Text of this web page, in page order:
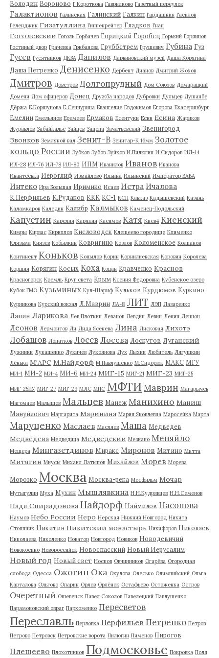
Володин Вороново Г.Короткова Гаврилково Газетный переулок
Галактионов Галинская Галинский Галкин Гардашник Гасилов
Геленджик Гизатуллина Гиппенрейтер Гладков Гнап
Гоголевский Гоголь Горбачев Горицкий Горобец Горький Горяинов
Гостиный двор Грачевка Грибанова Груббстрем Грушевич Губина Гуз
Гусев Гусятников ДКБА Данилов Дарвиновский музей Даша Корягина
Даша Петренко Денисенко Дербент Дианов Дмитрий Жохов
Дмитров Доветров Долгопрудный Дом Союзов Домарацкий
Домени Дом офицеров Донец Дружба народов Дубровки Дульцев Душанбе
Дёржа Е.Коршунова Е.Сенчурина Евангелие Евдокимов Егорова Екатеринбург
Емелин Емельянов Еремеев Ермаков Есентуки Есин Есина Жариков
Журавлев Забайкалье Зайцев Зацепа Зачатьевский Звенигород
Звонков Земляной вал Зенит-В Зенитар-К 16мм Золотое
кольцо России Зубков Зубов Зуйков И.Пилюгин И.Сидоров ИЛ-14
ИЛ-28 ИЛ-76 ИЛ-78 ИЛ-80 ИПМ Иванилов Иванов Иванова
Ивантеевка Иероглиф Измайлово Ильина Ильинский Император ВАВА
Интеко Ира Большая Иримико Исаев Истра Ичалова
К.Перфильев К.Рудаков ККК КС-1 КСП Кавказ Кадышевский Казань
Каламкаров Каледин Калибр Калмыков Каменец-Подольский
Капустин Карелия Карякин Касимов Катя Киев4 Киенский
Кимры Кирвас Кириллов Кисловодск Клещеево городище Клименко
Клязьма Князев Кобылкин Ковригино Козлов Коломенское Колпаков
Континент Коньков Копылов Корин Корнилиевская Коровин Королева
Коршия Корягин Косых Коха Коцан Кравченко Краснов
Красногорск Кремль Круг света Крым Ксения Федоровна Кубенское озеро
Кубок ГМО Кузьминых Кул-Шариф Кульков Курдюмов Куркино
Курникова Курский вокзал Л.Маврин ЛА-8 ЛИТ ЛЭП Лазаренко
Лапин Ларикова Лев Плоткин Леванов Левдин Левин Ленин Леннон
Леонов Лермонтов Ли Лида Ясенева Лина Лисковая Лихотэ
Лобашов Лопатков Лосев Лосева Лоскутов Луганский
Лужники Лукашенко Лукичев Лукоянова Лух Лыхин Любитель Лягушкин
Лёнька М'АРС М.Найдорф М.Павлушенко М.Сидорюк МАКС МГУ
МИ-1 МИ-2 МИ-4 МИ-6 МИ-24 МИГ-15 МИГ-21 МИГ-23 МИГ-25
МИГ-25ПУ МИГ-27 МИГ-29 МЛС МПС МФТИ Маврин Магарычев
Магомаев Малышев Мальцев Манеж Манихино Маниш
Мануйлович Маргарита Маринина Мария Яковлевна Маросейка Марта
Маруценко Маслаев Масляев Маша Медведев
Медведева Медведица Медведский Мезиано Меняйло
Мещера Мингазетдинов Миракс Миронов Митино Митта
Митягин Миусы Михаил Латыпов Михайлов Морев Морева
Морозко Москва Москва-река Мосфильм Мочар
Мутыгулин Муха Мухин Мышлявкина Н.Н.Кудрявцев Н.Н.Семенов
Надя Спиридонова Найдорф Наймилов Насонова
Наумов Небо России Неро Нерская Нижний Новгород Никита
Столпник Никитин Никитский монастырь Никифоров Николаев
Николаева Николенко Новатор Новгород Новиков Новодевичий
Новокосино Новороссийск Новоспасский Новый Иерусалим
Новый год Новый свет Носков Овчинников Огарёва Огородная
слобода Одесса Ожогин Ока Окулова Олесько Олимпийский Ольга
Карталова Ольгово Опарин Орлов Орлёнок Остафьево Остоженка Остров
Очеретный Ошевенск Павел Соколов Павелецкий Павлушенко
Парамоновский овраг Пархоменко Пересветов
Переславль Перловка Перфильев Петренко Петров
Петрово Петровск Петровские ворота Пилюгин Пименов Пирогов
Плещеево Плохотников Подмосковье Покровка Поля